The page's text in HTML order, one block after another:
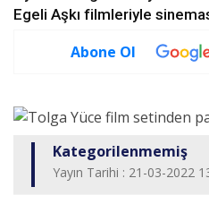
Egeli Aşkı filmleriyle
Abone Ol
Kategorilenmemiş
Yayın Tarihi : 21-03-2022